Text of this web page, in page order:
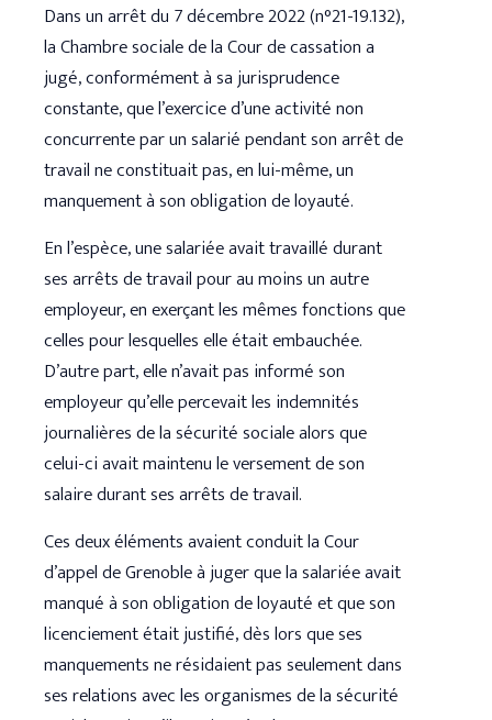
Dans un arrêt du 7 décembre 2022 (n°21-19.132),
la Chambre sociale de la Cour de cassation a
jugé, conformément à sa jurisprudence
constante, que l’exercice d’une activité non
concurrente par un salarié pendant son arrêt de
travail ne constituait pas, en lui-même, un
manquement à son obligation de loyauté.
En l’espèce, une salariée avait travaillé durant
ses arrêts de travail pour au moins un autre
employeur, en exerçant les mêmes fonctions que
celles pour lesquelles elle était embauchée.
D’autre part, elle n’avait pas informé son
employeur qu’elle percevait les indemnités
journalières de la sécurité sociale alors que
celui-ci avait maintenu le versement de son
salaire durant ses arrêts de travail.
Ces deux éléments avaient conduit la Cour
d’appel de Grenoble à juger que la salariée avait
manqué à son obligation de loyauté et que son
licenciement était justifié, dès lors que ses
manquements ne résidaient pas seulement dans
ses relations avec les organismes de la sécurité